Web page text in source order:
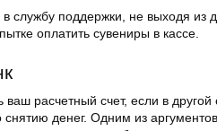
службу поддержки, не выходя из
оплатить сувениры в кассе.
ваш расчетный счет, если в другой
денег. Одним из